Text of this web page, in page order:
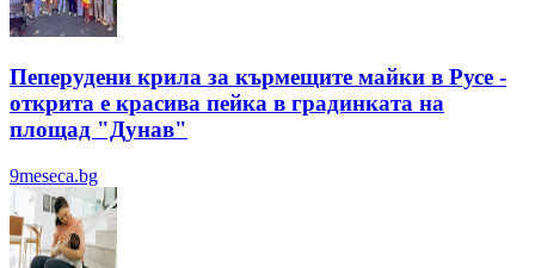
Пеперудени крила за кърмещите майки в Русе -
открита е красива пейка в градинката на
площад "Дунав"
9meseca.bg